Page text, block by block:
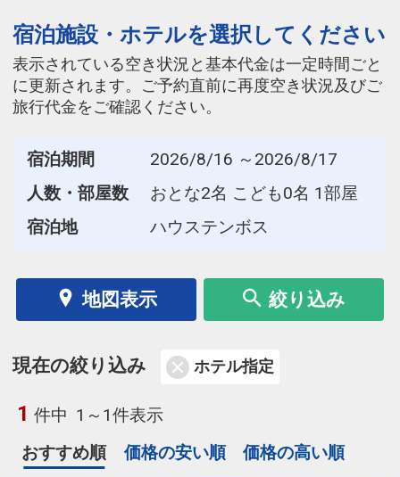
宿泊施設・ホテルを選択してください
表示されている空き状況と基本代金は一定時間ごと
に更新されます。ご予約直前に再度空き状況及びご
旅行代金をご確認ください。
宿泊期間
2026/8/16 ～2026/8/17
人数・部屋数
おとな2名 こども0名 1部屋
宿泊地
ハウステンボス
地図表示 絞り込み
現在の絞り込み ホテル指定
1 件中 1～1件表示
おすすめ順
価格の安い順 価格の高い順